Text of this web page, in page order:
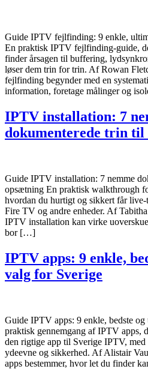
Guide IPTV fejlfinding: 9 enkle,
En praktisk IPTV fejlfinding-guide,
finder årsagen til buffering,
løser dem trin for trin. Af Rowan
fejlfinding begynder med en
information, foretage målinger og
IPTV installation: 7
dokumenterede trin
Guide IPTV installation: 7 nemme
opsætning En praktisk walkthrough
hvordan du hurtigt og sikkert får
Fire TV og andre enheder. Af
IPTV installation kan virke
bor […]
IPTV apps: 9 enkle,
valg for Sverige
Guide IPTV apps: 9 enkle, bedste
praktisk gennemgang af IPTV apps,
den rigtige app til Sverige IPTV,
ydeevne og sikkerhed. Af Alistair
apps bestemmer, hvor let du finder